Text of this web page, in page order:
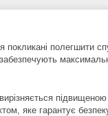
полегшити
підвищеною
яке гарантує